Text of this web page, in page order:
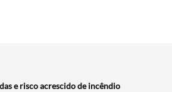
e risco acrescido de incêndio